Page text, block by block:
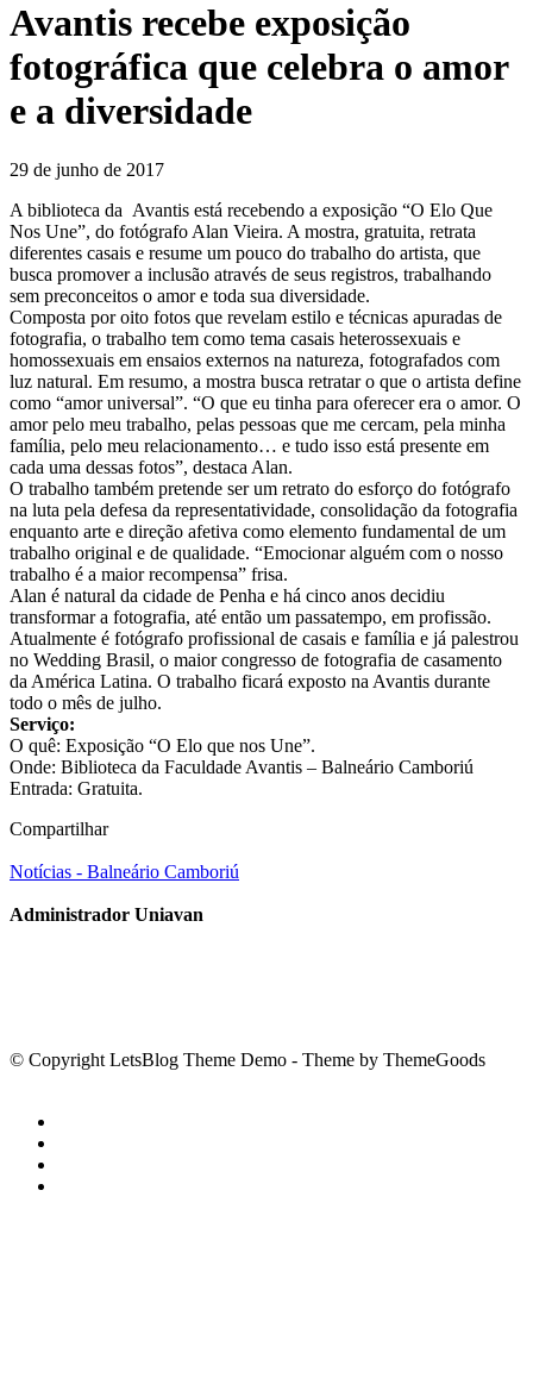
Avantis recebe exposição
fotográfica que celebra o amor
e a diversidade
29 de junho de 2017
A biblioteca da Avantis está recebendo a exposição “O Elo Que
Nos Une”, do fotógrafo Alan Vieira. A mostra, gratuita, retrata
diferentes casais e resume um pouco do trabalho do artista, que
busca promover a inclusão através de seus registros, trabalhando
sem preconceitos o amor e toda sua diversidade.
Composta por oito fotos que revelam estilo e técnicas apuradas de
fotografia, o trabalho tem como tema casais heterossexuais e
homossexuais em ensaios externos na natureza, fotografados com
luz natural. Em resumo, a mostra busca retratar o que o artista define
como “amor universal”. “O que eu tinha para oferecer era o amor. O
amor pelo meu trabalho, pelas pessoas que me cercam, pela minha
família, pelo meu relacionamento… e tudo isso está presente em
cada uma dessas fotos”, destaca Alan.
O trabalho também pretende ser um retrato do esforço do fotógrafo
na luta pela defesa da representatividade, consolidação da fotografia
enquanto arte e direção afetiva como elemento fundamental de um
trabalho original e de qualidade. “Emocionar alguém com o nosso
trabalho é a maior recompensa” frisa.
Alan é natural da cidade de Penha e há cinco anos decidiu
transformar a fotografia, até então um passatempo, em profissão.
Atualmente é fotógrafo profissional de casais e família e já palestrou
no Wedding Brasil, o maior congresso de fotografia de casamento
da América Latina. O trabalho ficará exposto na Avantis durante
todo o mês de julho.
Serviço:
O quê: Exposição “O Elo que nos Une”.
Onde: Biblioteca da Faculdade Avantis – Balneário Camboriú
Entrada: Gratuita.
Compartilhar
Notícias - Balneário Camboriú
Administrador Uniavan
© Copyright LetsBlog Theme Demo - Theme by ThemeGoods